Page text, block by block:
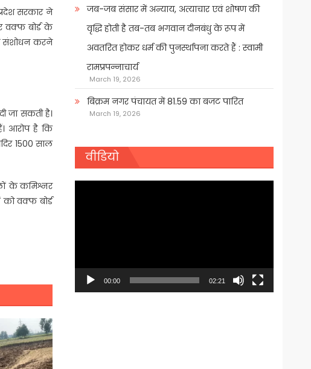
सरकार ने
वक्फ बोर्ड के
संशोधन करने
जा सकती है।
आरोप है कि
1500 साल
के कमिश्नर
वक्फ बोर्ड
जब-जब संसार में अन्याय, अत्याचार एवं शोषण की
वृद्धि होती है तब-तब भगवान दीनबंधु के रूप में
अवतरित होकर धर्म की पुनर्स्थापना करते हैं : स्वामी
रामप्रपन्नाचार्य
March 19, 2026
बिक्रम नगर पंचायत में 81.59 का बजट पारित
March 19, 2026
वीडियो
00:00 02:21